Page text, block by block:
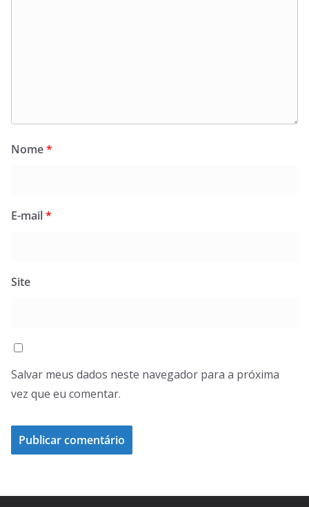
Nome*
E-mail*
Site
Salvar meus dados neste navegador para a próxima
vez que eu comentar.